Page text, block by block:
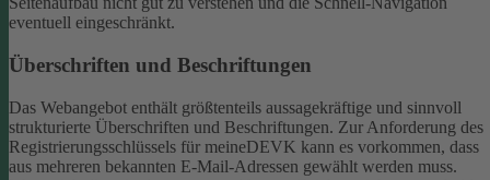
eventuell eingeschränkt.
Überschriften und Beschriftungen
Das Webangebot enthält größtenteils aussagekräftige und sinnvoll
strukturierte Überschriften und Beschriftungen. Zur Anforderung des
Registrierungsschlüssels für meineDEVK kann es vorkommen, dass
aus mehreren bekannten E-Mail-Adressen gewählt werden muss.